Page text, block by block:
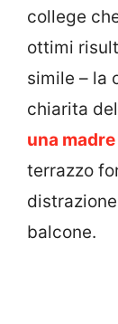
college
ottimi
simile – la
chiarita
una
terrazzo
balcone.